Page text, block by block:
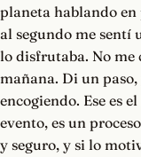
planeta hablando en
al segundo me sentí
lo disfrutaba. No me
mañana. Di un
encogiendo. Ese es
evento, es un
y seguro, y si lo